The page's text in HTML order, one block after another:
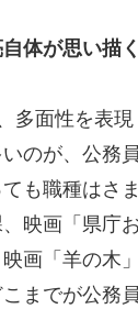
体が思い描
多面性を表現
のが、公務員
も職種はさ
映画「県庁
画「羊の木
までが公務